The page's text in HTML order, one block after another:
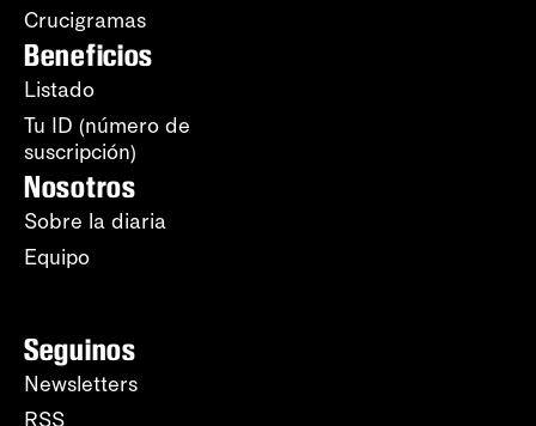
Crucigramas
Beneficios
Listado
Tu ID (número de
suscripción)
Nosotros
Sobre la diaria
Equipo
Seguinos
Newsletters
RSS